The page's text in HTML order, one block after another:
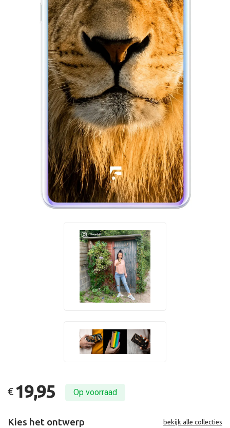
€ 19,95 Op voorraad
Kies het ontwerp bekijk alle collecties